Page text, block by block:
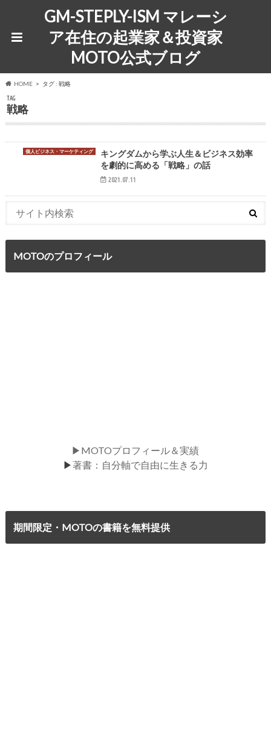
GM-STEPLY-ISM マレーシ
ア在住の起業家＆投資家
MOTO公式ブログ
HOME タグ : 戦略
TAG
戦略
個人ビジネス・マーケティング
キングダムから学ぶ人生＆ビジネス効率
を劇的に高める「戦略」の話
2021.07.11
MOTOのプロフィール
▶MOTOプロフィール＆実績
▶著書：自分軸で自由に生きる力
期間限定・MOTOの書籍を無料提供